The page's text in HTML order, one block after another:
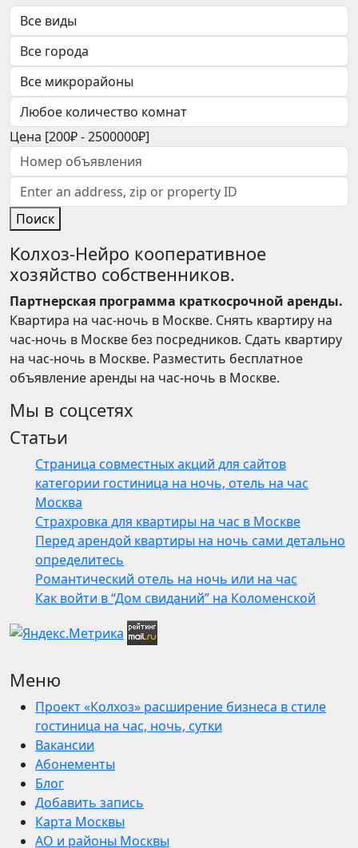
Цена [200₽-2500000₽]
Поиск
Колхоз-Нейро кооперативное
хозяйство собственников.
Партнерская программа краткосрочной аренды.
Квартира на час-ночь в Москве. Снять квартиру на
час-ночь в Москве без посредников. Сдать квартиру
на час-ночь в Москве. Разместить бесплатное
объявление аренды на час-ночь в Москве.
Мы в соцсетях
Статьи
Страница совместных акций для сайтов
категории гостиница на ночь, отель на час
Москва
Страхровка для квартиры на час в Москве
Перед арендой квартиры на ночь сами детально
определитесь
Романтический отель на ночь или на час
Как войти в “Дом свиданий” на Коломенской
Меню
Проект «Колхоз» расширение бизнеса в стиле
гостиница на час, ночь, сутки
Вакансии
Абонементы
Блог
Добавить запись
Карта Москвы
АО и районы Москвы